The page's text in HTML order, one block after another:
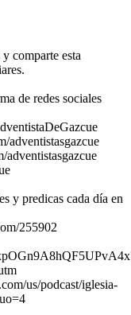
comparte esta
de redes sociales
adventistasgazcue
y predicas cada día en
255902
us/podcast/iglesia-